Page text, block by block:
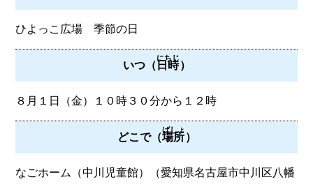
ひよっこ広場 季節の日
いつ（日時
にちじ
）
８月１日（金）１０時３０分から１２時
どこで（場所
ばしょ
）
なごホーム（中川児童館）（愛知県名古屋市中川区八幡